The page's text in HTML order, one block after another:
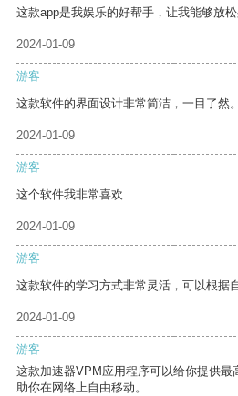
这款app是我娱乐的好帮手，让我能够放松
2024-01-09
游客
这款软件的界面设计非常简洁，一目了然。
2024-01-09
游客
这个软件我非常喜欢
2024-01-09
游客
这款软件的学习方式非常灵活，可以根据
2024-01-09
游客
这款加速器VPM应用程序可以给你提供最
助你在网络上自由移动。